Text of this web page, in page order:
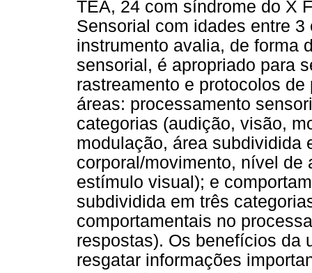
TEA, 24 com síndrome do X
Sensorial com idades entre
instrumento avalia, de forma
sensorial, é apropriado para
rastreamento e protocolos
áreas: processamento
categorias (audição, visão,
modulação, área subdividida
corporal/movimento, nível
estímulo visual); e
subdividida em três
comportamentais no
respostas). Os benefícios da
resgatar informações